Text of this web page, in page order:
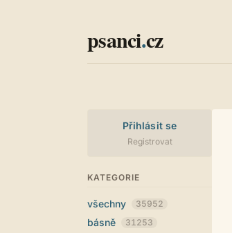
psanci.cz
Přihlásit se
Registrovat
KATEGORIE
všechny 35952
básně 31253